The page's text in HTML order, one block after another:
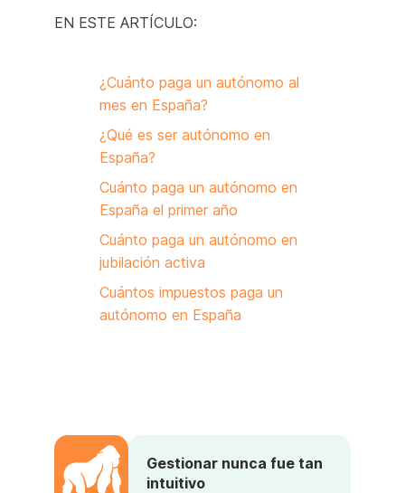
EN ESTE ARTÍCULO:
¿Cuánto paga un autónomo al
mes en España?
¿Qué es ser autónomo en
España?
Cuánto paga un autónomo en
España el primer año
Cuánto paga un autónomo en
jubilación activa
Cuántos impuestos paga un
autónomo en España
Gestionar nunca fue tan
intuitivo